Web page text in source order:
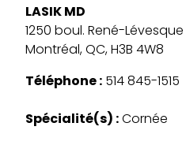
LASIK MD
1250 boul. René-Lévesque
Montréal, QC, H3B 4W8
Téléphone : 514 845-1515
Spécialité(s) :Cornée